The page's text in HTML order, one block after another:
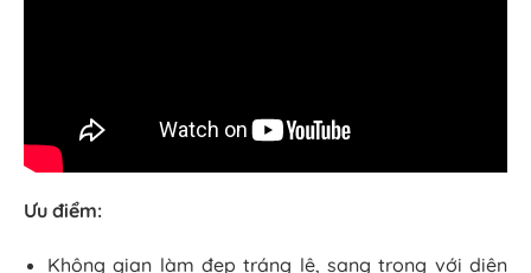
Ưu điểm:
Không gian làm đẹp tráng lệ, sang trọng với diện